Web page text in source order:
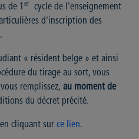
de 1 er
cycle de l'enseignement
d'inscription des
« résident belge » et ainsi
du tirage au sort, vous
remplissez, au moment de
du décret précité.
cliquant sur ce lien.